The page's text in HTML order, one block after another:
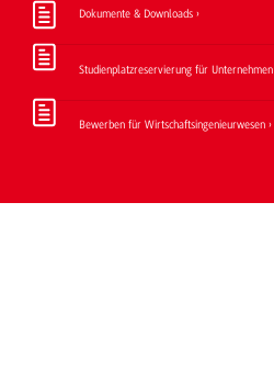
Dokumente & Downloads
Studienplatzreservierung für Unternehmen
Bewerben für Wirtschaftsingenieurwesen